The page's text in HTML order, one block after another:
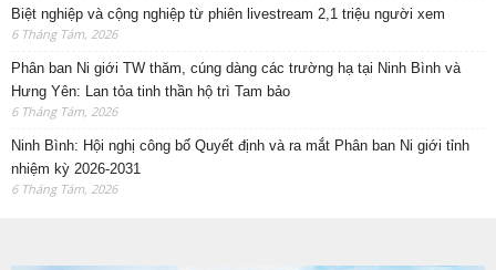
Biệt nghiệp và cộng nghiệp từ phiên livestream 2,1 triệu người xem
6 Tháng Tám, 2026
Phân ban Ni giới TW thăm, cúng dàng các trường hạ tại Ninh Bình và
Hưng Yên: Lan tỏa tinh thần hộ trì Tam bảo
6 Tháng Tám, 2026
Ninh Bình: Hội nghị công bố Quyết định và ra mắt Phân ban Ni giới tỉnh
nhiệm kỳ 2026-2031
6 Tháng Tám, 2026